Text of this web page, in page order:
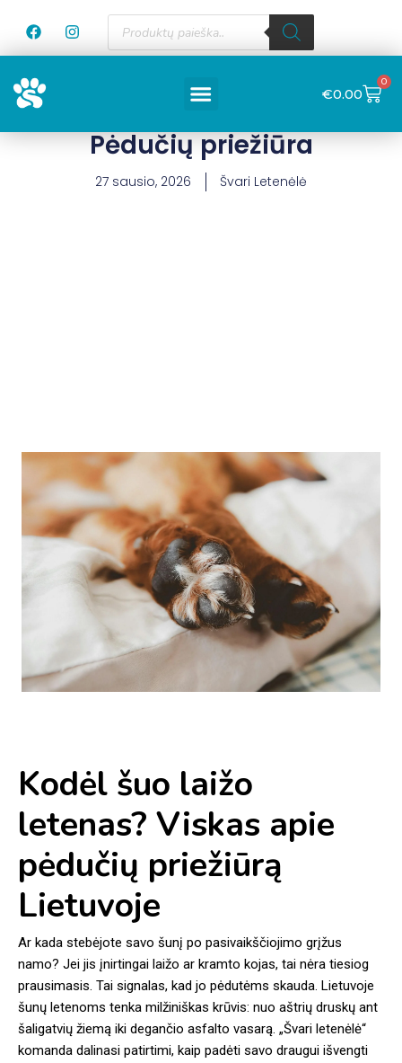
€0.00
0
Pėdučių priežiūra
27 sausio, 2026 Švari Letenėlė
Kodėl šuo laižo
letenas? Viskas apie
pėdučių priežiūrą
Lietuvoje
Ar kada stebėjote savo šunį po pasivaikščiojimo grįžus
namo? Jei jis įnirtingai laižo ar kramto kojas, tai nėra tiesiog
prausimasis. Tai signalas, kad jo pėdutėms skauda. Lietuvoje
šunų letenoms tenka milžiniškas krūvis: nuo aštrių druskų ant
šaligatvių žiemą iki degančio asfalto vasarą. „Švari letenėlė“
komanda dalinasi patirtimi, kaip padėti savo draugui išvengti